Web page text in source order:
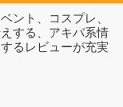
ント、コスプレ、
する、アキバ系情
るレビューが充実